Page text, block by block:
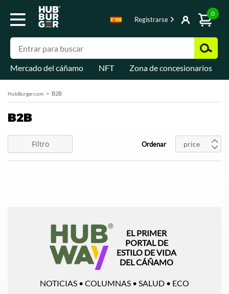
Registrarse
0
Mercado del cáñamo NFT Zona de concesionarios
HubBurger.com B2B
B2B
Filtro Ordenar price
EL PRIMER
PORTAL DE
ESTILO DE VIDA
DEL CÁÑAMO
NOTICIAS • COLUMNAS • SALUD • ECO